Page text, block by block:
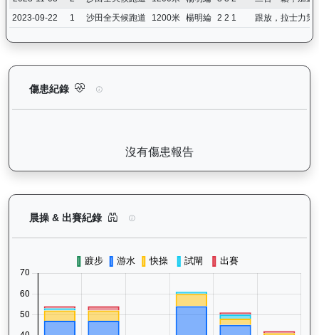
2023-09-22
1 沙田全天候跑道 1200米 楊明綸 2 2 1 跟放，拉士力策
傷患紀錄 嘉應喝彩（H369）— 傷患紀錄：查看馬匹完整
沒有傷患報告
晨操 & 出賽紀錄 嘉應喝彩（H369）— 晨操及出賽紀錄圖